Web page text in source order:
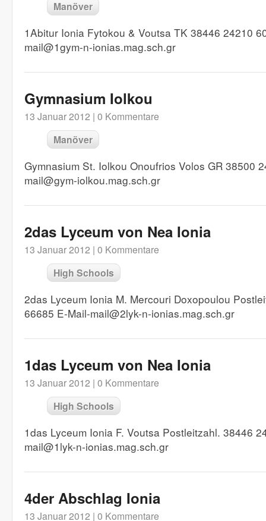
Manöver
1Abitur Ionia Fytokou & Voutsa TK 38446 24210
mail@1gym-n-ionias.mag.sch.gr
Gymnasium Iolkou
13 Januar 2012 | 0 Kommentare
Manöver
Gymnasium St. Iolkou Onoufrios Volos GR 38500
mail@gym-iolkou.mag.sch.gr
2das Lyceum von Nea Ionia
13 Januar 2012 | 0 Kommentare
High Schools
2das Lyceum Ionia M. Mercouri Doxopoulou
66685 E-Mail-mail@2lyk-n-ionias.mag.sch.gr
1das Lyceum von Nea Ionia
13 Januar 2012 | 0 Kommentare
High Schools
1das Lyceum Ionia F. Voutsa Postleitzahl. 38446
mail@1lyk-n-ionias.mag.sch.gr
4der Abschlag Ionia
13 Januar 2012 | 0 Kommentare